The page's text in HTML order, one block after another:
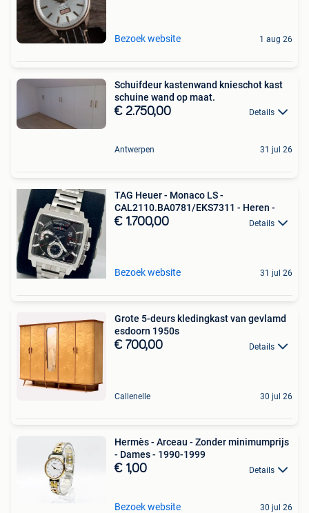
Bezoek website 1 aug 26
Schuifdeur kastenwand knieschot kast
schuine wand op maat.
€ 2.750,00 Details
Antwerpen 31 jul 26
TAG Heuer - Monaco LS -
CAL2110.BA0781/EKS7311 - Heren -
€ 1.700,00 Details
Bezoek website 31 jul 26
Grote 5-deurs kledingkast van gevlamd
esdoorn 1950s
€ 700,00 Details
Callenelle 30 jul 26
Hermès - Arceau - Zonder minimumprijs
- Dames - 1990-1999
€ 1,00 Details
Bezoek website 30 jul 26